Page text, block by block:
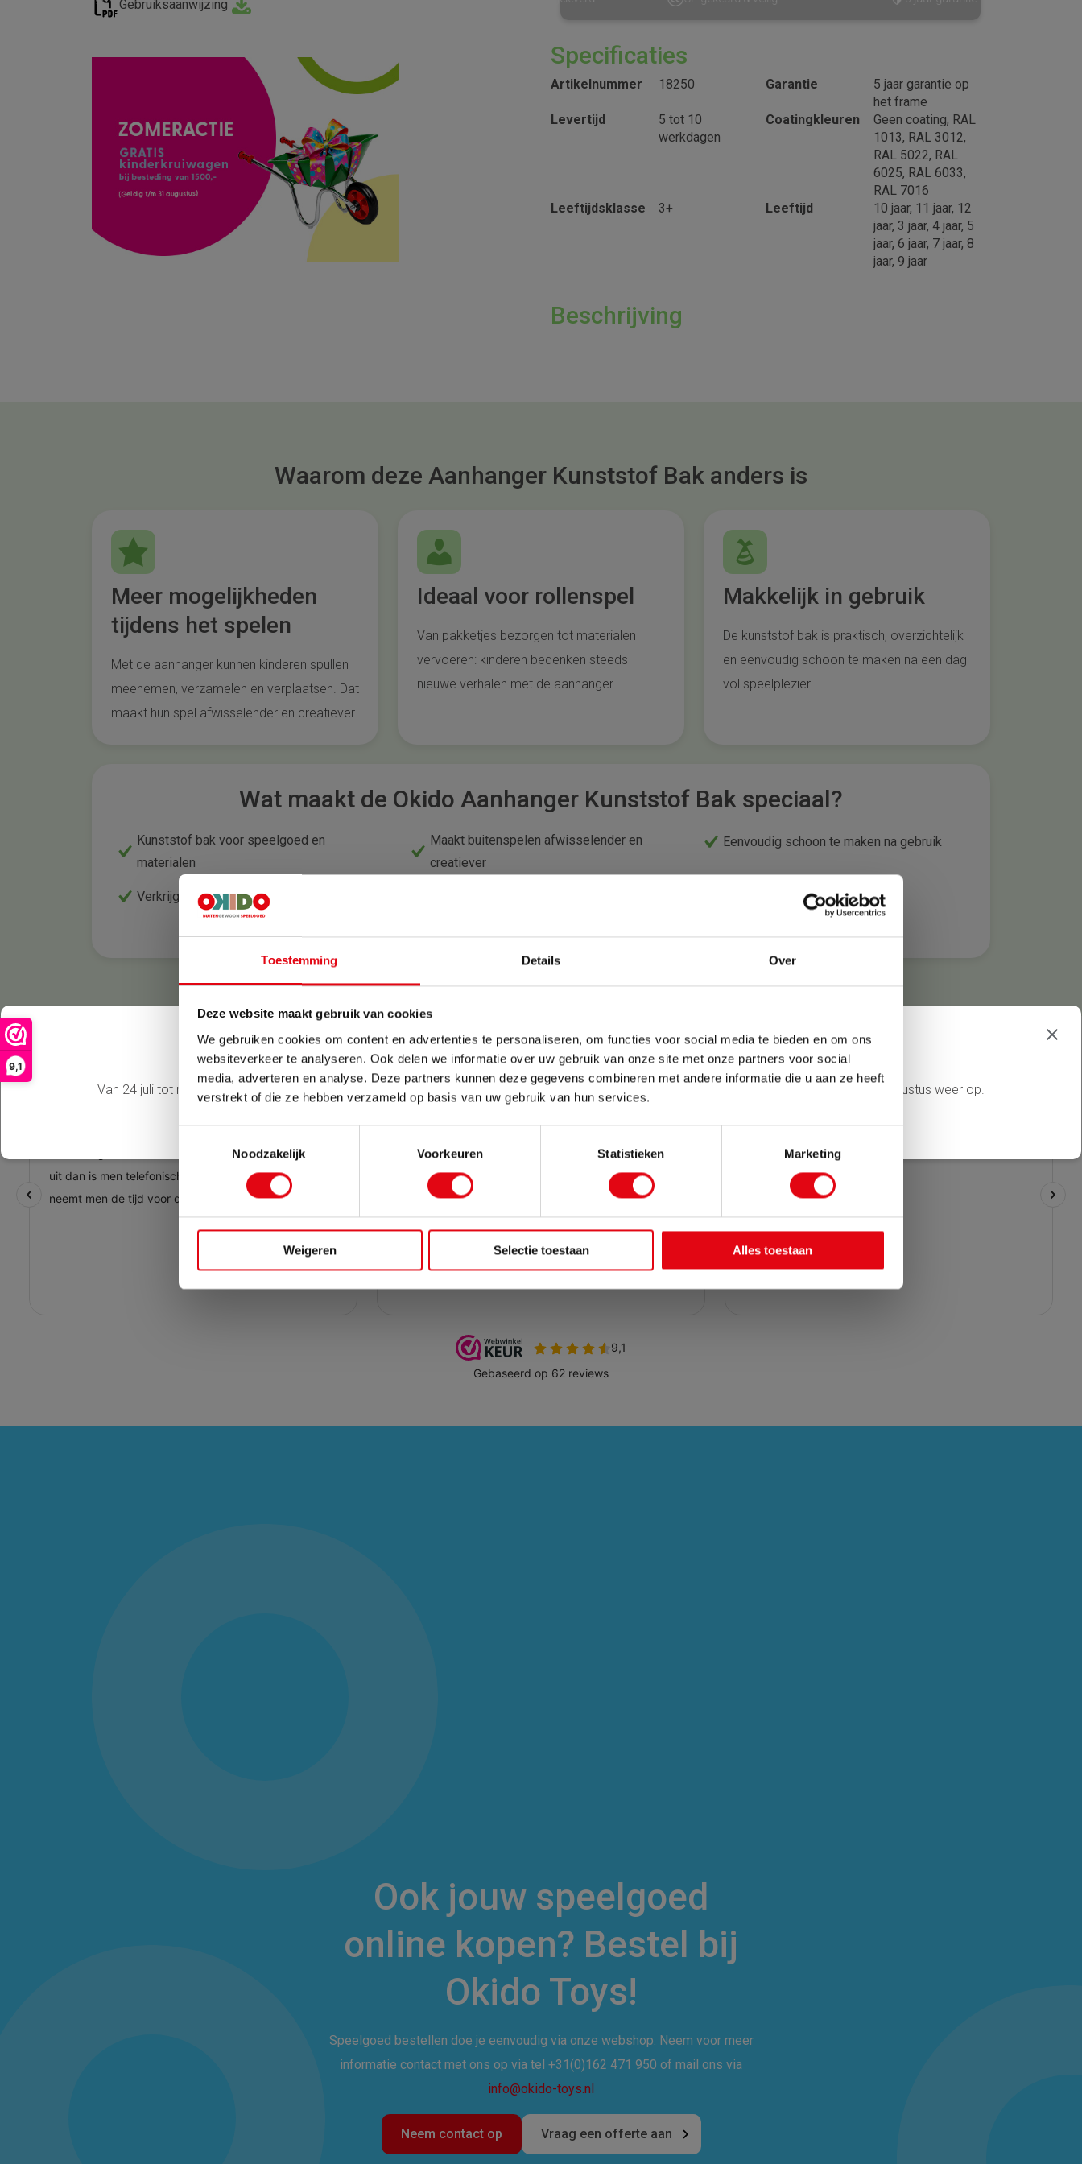
Toestemming Details Over
Deze website maakt gebruik van cookies
We gebruiken cookies om content en advertenties te personaliseren, om functies voor social media te bieden en om ons
websiteverkeer te analyseren. Ook delen we informatie over uw gebruik van onze site met onze partners voor social
media, adverteren en analyse. Deze partners kunnen deze gegevens combineren met andere informatie die u aan ze heeft
verstrekt of die ze hebben verzameld op basis van uw gebruik van hun services.
Noodzakelijk
Voorkeuren Statistieken Marketing
Weigeren Selectie toestaan Alles toestaan
9,1
Zomervakantie
Van 24 juli tot maandag 17 augustus zijn wij met vakantie. Bestellingen die in deze periode worden geplaatst, pakken wij vanaf maandag 17 augustus weer op.
Sluit pop-up
Gebruiksaanwijzing
Specificaties
Artikelnummer 18250 Garantie
5 jaar garantie op
het frame
Levertijd
5 tot 10
werkdagen
Coatingkleuren
Geen coating, RAL
1013, RAL 3012,
RAL 5022, RAL
6025, RAL 6033,
RAL 7016
Leeftijdsklasse
3+ Leeftijd
10 jaar, 11 jaar, 12
jaar, 3 jaar, 4 jaar, 5
jaar, 6 jaar, 7 jaar, 8
jaar, 9 jaar
Beschrijving
Waarom deze Aanhanger Kunststof Bak anders is
Meer mogelijkheden
tijdens het spelen
Met de aanhanger kunnen kinderen spullen
meenemen, verzamelen en verplaatsen. Dat
maakt hun spel afwisselender en creatiever.
Ideaal voor rollenspel
Van pakketjes bezorgen tot materialen
vervoeren: kinderen bedenken steeds
nieuwe verhalen met de aanhanger.
Makkelijk in gebruik
De kunststof bak is praktisch, overzichtelijk
en eenvoudig schoon te maken na een dag
vol speelplezier.
Wat maakt de Okido Aanhanger Kunststof Bak speciaal?
Kunststof bak voor speelgoed en
materialen
Maakt buitenspelen afwisselender en
creatiever
Eenvoudig schoon te maken na gebruik
Verkrijgbaar in meerdere coatingkleuren Compleet gemonteerd geleverd
Ook jouw speelgoed
online kopen? Bestel bij
Okido Toys!
Speelgoed bestellen doe je eenvoudig via onze webshop. Neem voor meer
informatie contact met ons op via tel +31(0)162 471 950 of mail ons via
info@okido-toys.nl
Neem contact op Vraag een offerte aan